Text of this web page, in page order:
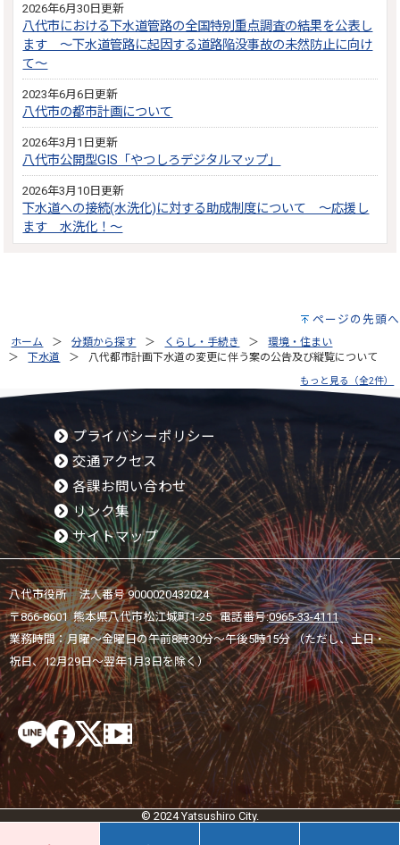
2026年6月30日更新
八代市における下水道管路の全国特別重点調査の結果を公表し
ます ～下水道管路に起因する道路陥没事故の未然防止に向け
て～
2023年6月6日更新
八代市の都市計画について
2026年3月1日更新
八代市公開型GIS「やつしろデジタルマップ」
2026年3月10日更新
下水道への接続(水洗化)に対する助成制度について ～応援し
ます 水洗化！～
ページの先頭へ
ホーム 分類から探す くらし・手続き
環境・住まい
下水道
八代都市計画下水道の変更に伴う案の公告及び縦覧について
もっと見る（全2件）
プライバシーポリシー
交通アクセス
各課お問い合わせ
リンク集
サイトマップ
八代市役所 法人番号 9000020432024
〒866-8601 熊本県八代市松江城町1-25 電話番号:0965-33-4111
業務時間：月曜～金曜日の午前8時30分～午後5時15分 （ただし、土日・
祝日、12月29日～翌年1月3日を除く）
© 2024 Yatsushiro City.